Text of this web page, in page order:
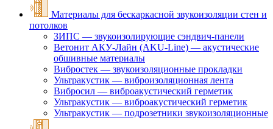
Материалы для бескаркасной звукоизоляции стен и
потолков
ЗИПС — звукоизолирующие cэндвич-панели
Ветонит АКУ-Лайн (AKU-Line) — акустические
обшивные материалы
Вибростек — звукоизоляционные прокладки
Ультракустик — виброизоляционная лента
Вибросил — виброакустический герметик
Ультракустик — виброакустический герметик
Ультракустик — подрозетники звукоизоляционные